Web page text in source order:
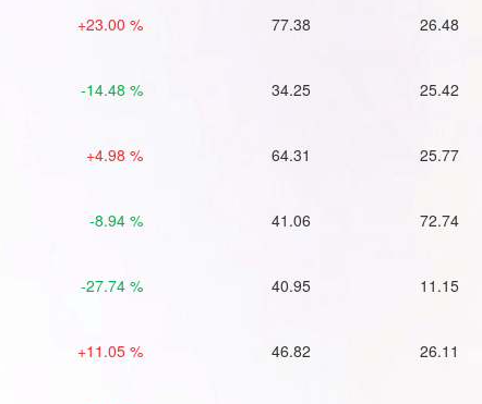
+23.00 % 77.38 26.48
-14.48 % 34.25 25.42
+4.98 % 64.31 25.77
-8.94 % 41.06 72.74
-27.74 % 40.95 11.15
+11.05 % 46.82 26.11